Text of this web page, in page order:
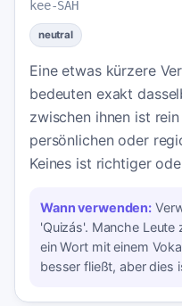
kee-SAH
neutral
Eine etwas kürzere
bedeuten exakt
zwischen ihnen ist
persönlichen oder
Keines ist richtiger
Wann verwenden:
'Quizás'. Manche Leute
ein Wort mit einem
besser fließt, aber dies